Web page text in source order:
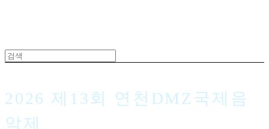
2026 제13회 연천DMZ국제음
악제